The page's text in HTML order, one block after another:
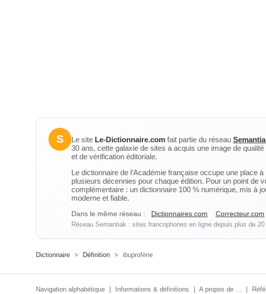
S Le site Le-Dictionnaire.com fait partie du réseau
30 ans, cette galaxie de sites a acquis une image de
et de vérification éditoriale.
Le dictionnaire de l’Académie française occupe une place
plusieurs décennies pour chaque édition. Pour un point de
complémentaire : un dictionnaire 100 % numérique, mis à
moderne et fiable.
Dans le même réseau : Dictionnaires.com Correcteur.com
Réseau Semantiak : sites francophones en ligne depuis plus de
Dictionnaire > Définition > ibuprofène
Navigation alphabétique Informations & définitions A propos de ...